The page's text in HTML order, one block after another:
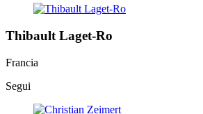
Thibault Laget-Ro
Francia
Segui